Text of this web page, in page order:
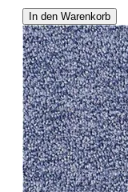
In den Warenkorb